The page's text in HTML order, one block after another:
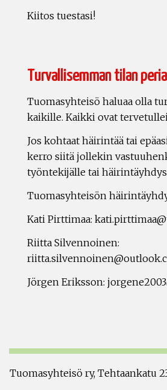
Kiitos tuestasi!
Turvallisemman tilan
Tuomasyhteisö haluaa olla
kaikille. Kaikki ovat
Jos kohtaat häirintää tai
kerro siitä jollekin
työntekijälle tai
Tuomasyhteisön
Kati Pirttimaa:
Riitta Silvennoinen:
Jörgen Eriksson:
Tuomasyhteisö ry, Tehtaankatu